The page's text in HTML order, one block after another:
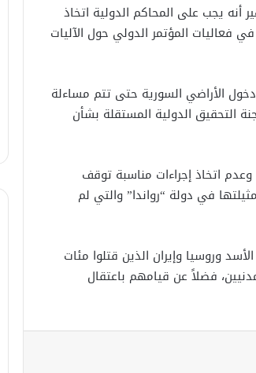
أنه يجب على المحاكم الدولية اتخاذ
فعاليات المؤتمر الدولي حول الآليات
الأراضي السورية حتى تتم مساءلة
التحقيق الدولية المستقلة بشأن
اتخاذ إجراءات مناسبة توقف
في دولة “رواندا” والتي لم
وروسيا وإيران الذين قتلوا مئات
فضلاً عن قيامهم باعتقال
لبحث سبل تعزيز التعليم العالي في
سوريا.. الهيئة الألمانيّة تنظم فعاليّة
في خطوة لاستئناف تقديم الخدمات
القنصليّة .. أمريكا تمنح الاعتماد القنصلي
الإحتلال الإسرائيلي يستهدف منازل
المدنيين في ريف درعا
الإحتلال الإسرائيلي يتحرك في جبل
الشيخ غربي دمشق ويبني مستشفى
في قلعة جندل
شخص أثناء ملاحقته في دمشق